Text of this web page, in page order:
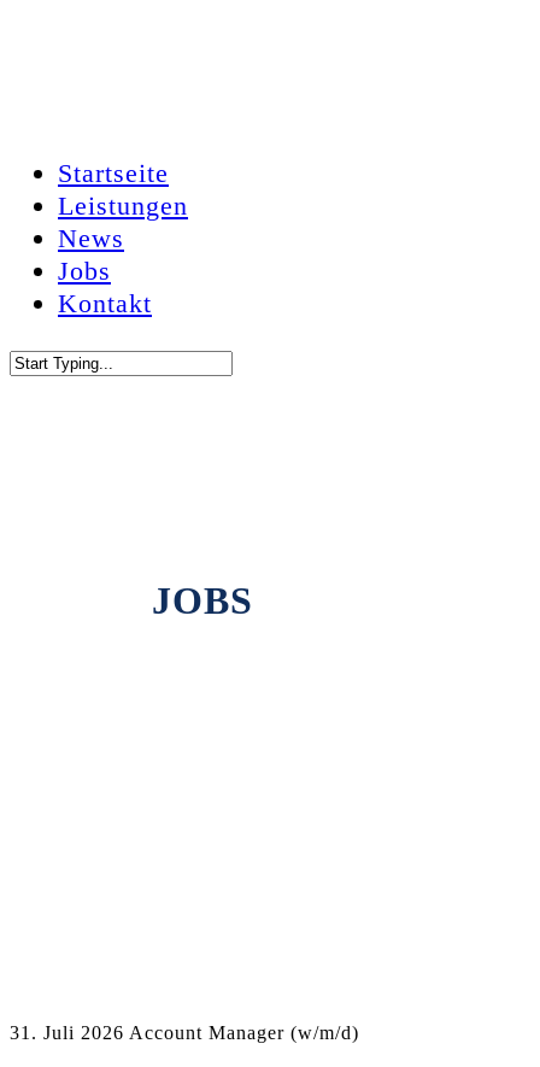
Menu Startseite
Leistungen
News
Jobs
Kontakt
JOBS
31. Juli 2026 Account Manager (w/m/d)